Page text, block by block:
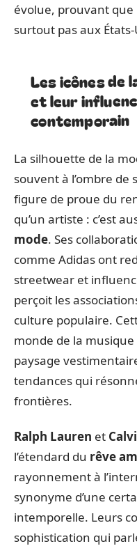
évolue, prouvant
surtout pas aux États-
Les icônes de
et leur
contemporain
La silhouette de la
souvent à l’ombre de
figure de proue du
qu’un artiste : c’est
mode. Ses
comme Adidas ont
streetwear et
perçoit les
culture populaire.
monde de la
paysage
tendances qui
frontières.
Ralph Lauren et
l’étendard du rêve
rayonnement à
synonyme d’une
intemporelle. Leurs
sophistication qui